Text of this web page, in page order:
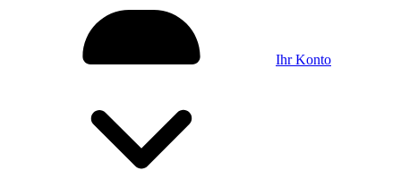
Ihr Konto